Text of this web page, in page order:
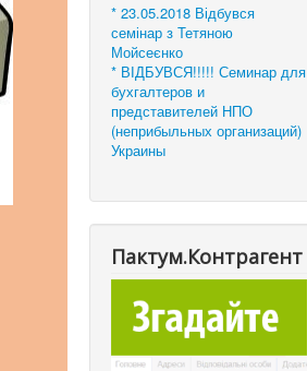
* 23.05.2018 Відбувся
семінар з Тетяною
Мойсеєнко
* ВІДБУВСЯ!!!!! Семинар для
бухгалтеров и
представителей НПО
(неприбыльных организаций)
Украины
Пактум.Контрагент